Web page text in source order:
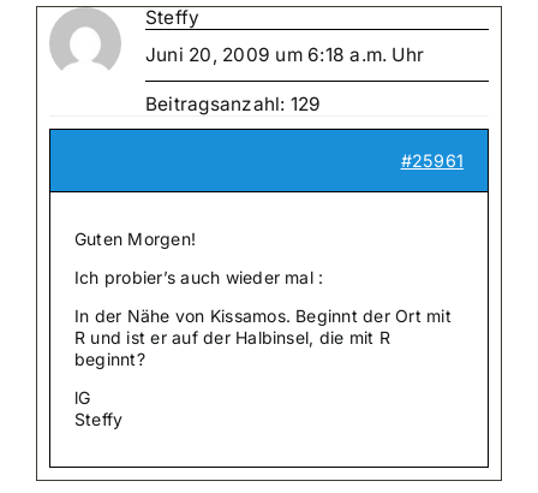
Steffy
Juni 20, 2009 um 6:18 a.m. Uhr
Beitragsanzahl: 129
#25961
Guten Morgen!
Ich probier’s auch wieder mal :
In der Nähe von Kissamos. Beginnt der Ort mit
R und ist er auf der Halbinsel, die mit R
beginnt?
lG
Steffy